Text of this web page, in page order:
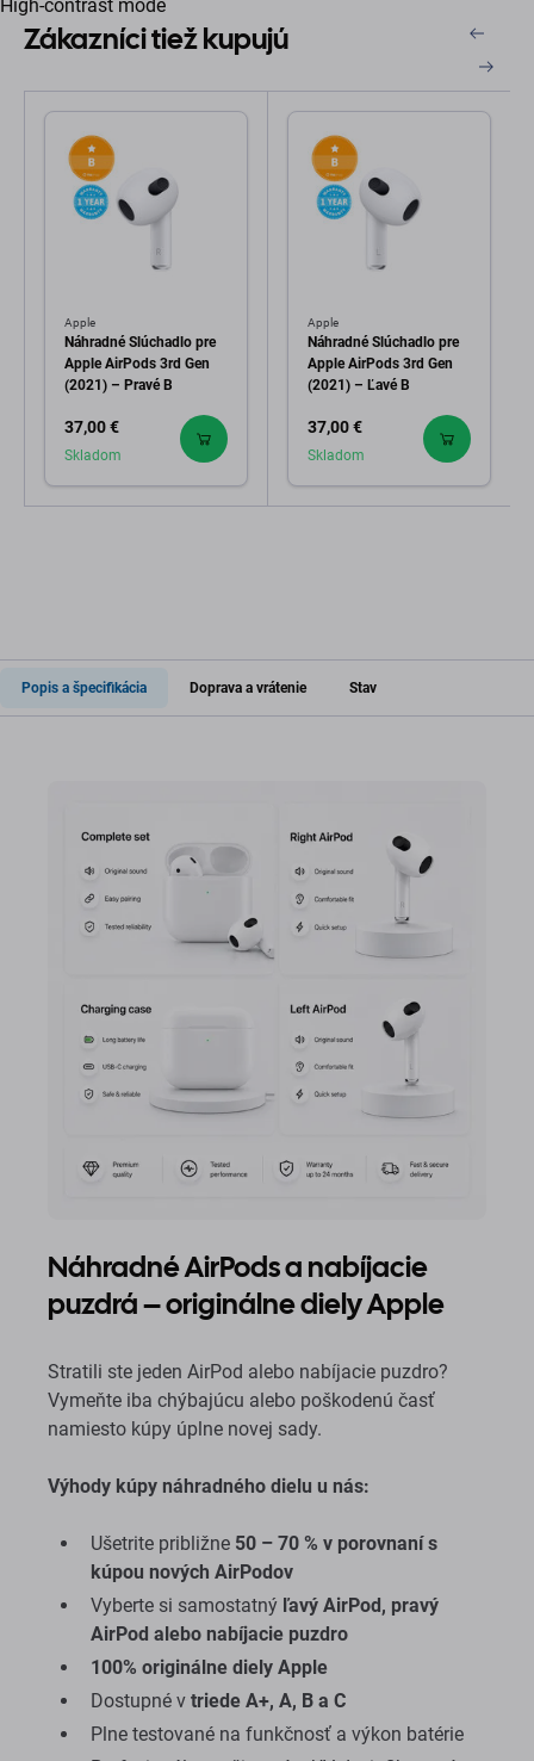
High-contrast mode
Zákazníci tiež kupujú
Apple
Náhradné Slúchadlo pre
Apple AirPods 3rd Gen
(2021) – Pravé B
37,00 €
Skladom
Apple
Náhradné Slúchadlo pre
Apple AirPods 3rd Gen
(2021) – Ľavé B
37,00 €
Skladom
Popis a špecifikácia Doprava a vrátenie Stav
Náhradné AirPods a nabíjacie
puzdrá – originálne diely Apple
Stratili ste jeden AirPod alebo nabíjacie puzdro?
Vymeňte iba chýbajúcu alebo poškodenú časť
namiesto kúpy úplne novej sady.
Výhody kúpy náhradného dielu u nás:
Ušetrite približne 50 – 70 % v porovnaní s
kúpou nových AirPodov
Vyberte si samostatný ľavý AirPod, pravý
AirPod alebo nabíjacie puzdro
100% originálne diely Apple
Dostupné v triede A+, A, B a C
Plne testované na funkčnosť a výkon batérie